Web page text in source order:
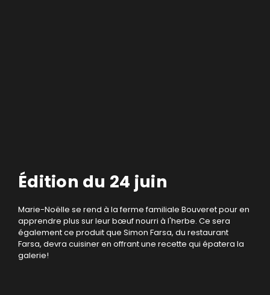
Édition du 24 juin
Marie-Noëlle se rend à la ferme familiale Bouveret pour en
apprendre plus sur leur bœuf nourri à l'herbe. Ce sera
également ce produit que Simon Farsa, du restaurant
Farsa, devra cuisiner en offrant une recette qui épatera la
galerie!